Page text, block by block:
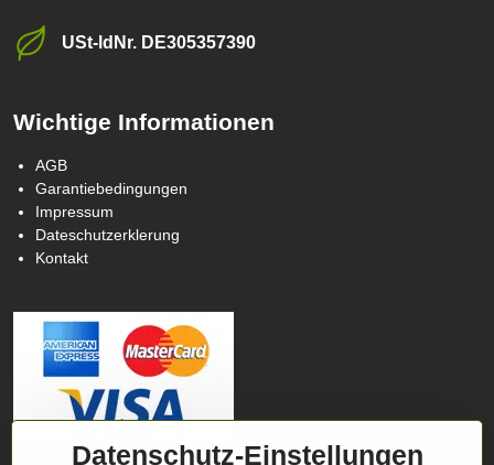
USt-ldNr​. DE305357390
Wichtige Informationen
AGB
Garantiebedingungen
Impressum
Dateschutzerklerung
Kontakt
Datenschutz-Einstellungen